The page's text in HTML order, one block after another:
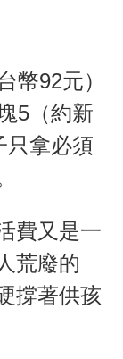
幣92元）
5（約新
只拿必須
費又是一
荒廢的
撐著供孩